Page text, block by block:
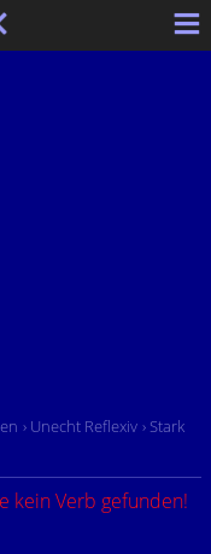
› Unecht Reflexiv › Stark
kein Verb gefunden!